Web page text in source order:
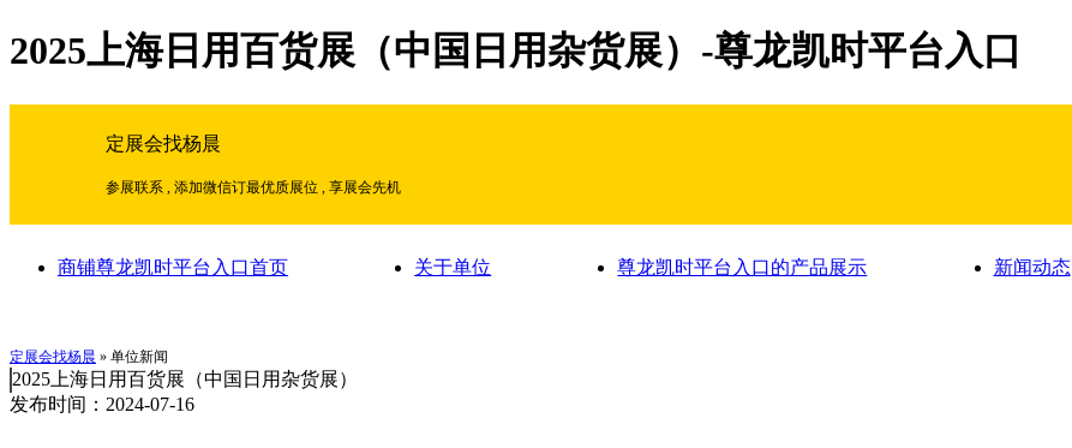
2025上海日用百货展（中国日用杂货展）-尊龙凯时平台入口
定展会找杨晨
参展联系 , 添加微信订最优质展位 , 享展会先机
商铺尊龙凯时平台入口首页 关于单位 尊龙凯时平台入口的产品展示 新闻动态
定展会找杨晨 » 单位新闻
2025上海日用百货展（中国日用杂货展）
发布时间：2024-07-16